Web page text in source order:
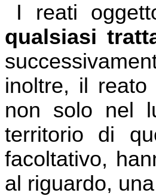
I reati
qualsiasi
inoltre, il
non solo nel
territorio di
facoltativo,
al riguardo,